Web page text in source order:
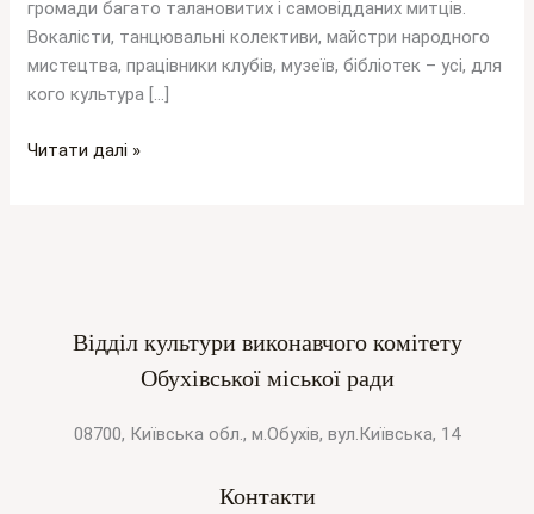
громади багато талановитих і самовідданих митців.
Вокалісти, танцювальні колективи, майстри народного
мистецтва, працівники клубів, музеїв, бібліотек – усі, для
кого культура […]
Читати далі »
Відділ культури виконавчого комітету
Обухівської міської ради
08700, Київська обл., м.Обухів, вул.Київська, 14
Контакти